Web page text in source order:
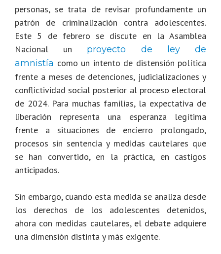
personas, se trata de revisar profundamente un
patrón de criminalización contra adolescentes.
Este 5 de febrero se discute en la Asamblea
Nacional un proyecto de ley de
amnistía como un intento de distensión política
frente a meses de detenciones, judicializaciones y
conflictividad social posterior al proceso electoral
de 2024. Para muchas familias, la expectativa de
liberación representa una esperanza legítima
frente a situaciones de encierro prolongado,
procesos sin sentencia y medidas cautelares que
se han convertido, en la práctica, en castigos
anticipados.
Sin embargo, cuando esta medida se analiza desde
los derechos de los adolescentes detenidos,
ahora con medidas cautelares, el debate adquiere
una dimensión distinta y más exigente.